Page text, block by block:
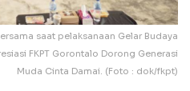
saat pelaksanaan Gelar Budaya
FKPT Gorontalo Dorong Generasi
Muda Cinta Damai. (Foto : dok/fkpt)